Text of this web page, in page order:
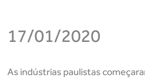
17/01/2020
As indústrias paulistas